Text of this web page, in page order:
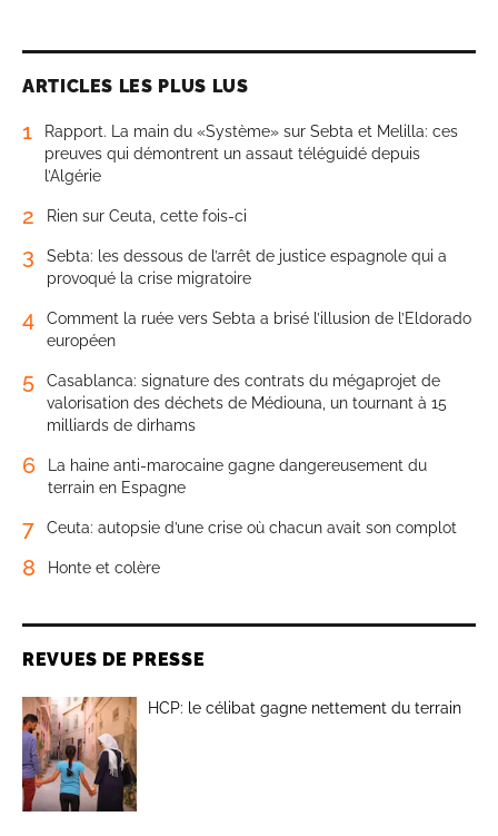
ARTICLES LES PLUS LUS
1
Rapport. La main du «Système» sur Sebta et Melilla: ces
preuves qui démontrent un assaut téléguidé depuis
l’Algérie
2 Rien sur Ceuta, cette fois-ci
3
Sebta: les dessous de l’arrêt de justice espagnole qui a
provoqué la crise migratoire
4
Comment la ruée vers Sebta a brisé l’illusion de l’Eldorado
européen
5
Casablanca: signature des contrats du mégaprojet de
valorisation des déchets de Médiouna, un tournant à 15
milliards de dirhams
6
La haine anti-marocaine gagne dangereusement du
terrain en Espagne
7 Ceuta: autopsie d’une crise où chacun avait son complot
8 Honte et colère
REVUES DE PRESSE
HCP: le célibat gagne nettement du terrain